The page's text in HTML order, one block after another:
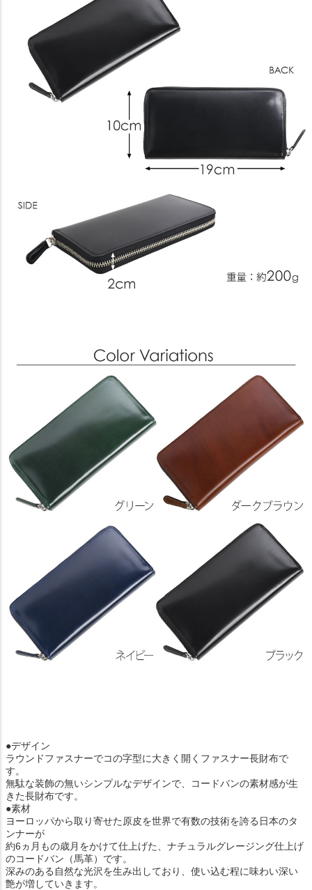
●デザイン
ラウンドファスナーでコの字型に大きく開くファスナー長財布で
す。
無駄な装飾の無いシンプルなデザインで、コードバンの素材感が生
きた長財布です。
●素材
ヨーロッパから取り寄せた原皮を世界で有数の技術を誇る日本のタ
ンナーが
約6ヵ月もの歳月をかけて仕上げた、ナチュラルグレージング仕上げ
のコードバン（馬革）です。
深みのある自然な光沢を生み出しており、使い込む程に味わい深い
艶が増していきます。